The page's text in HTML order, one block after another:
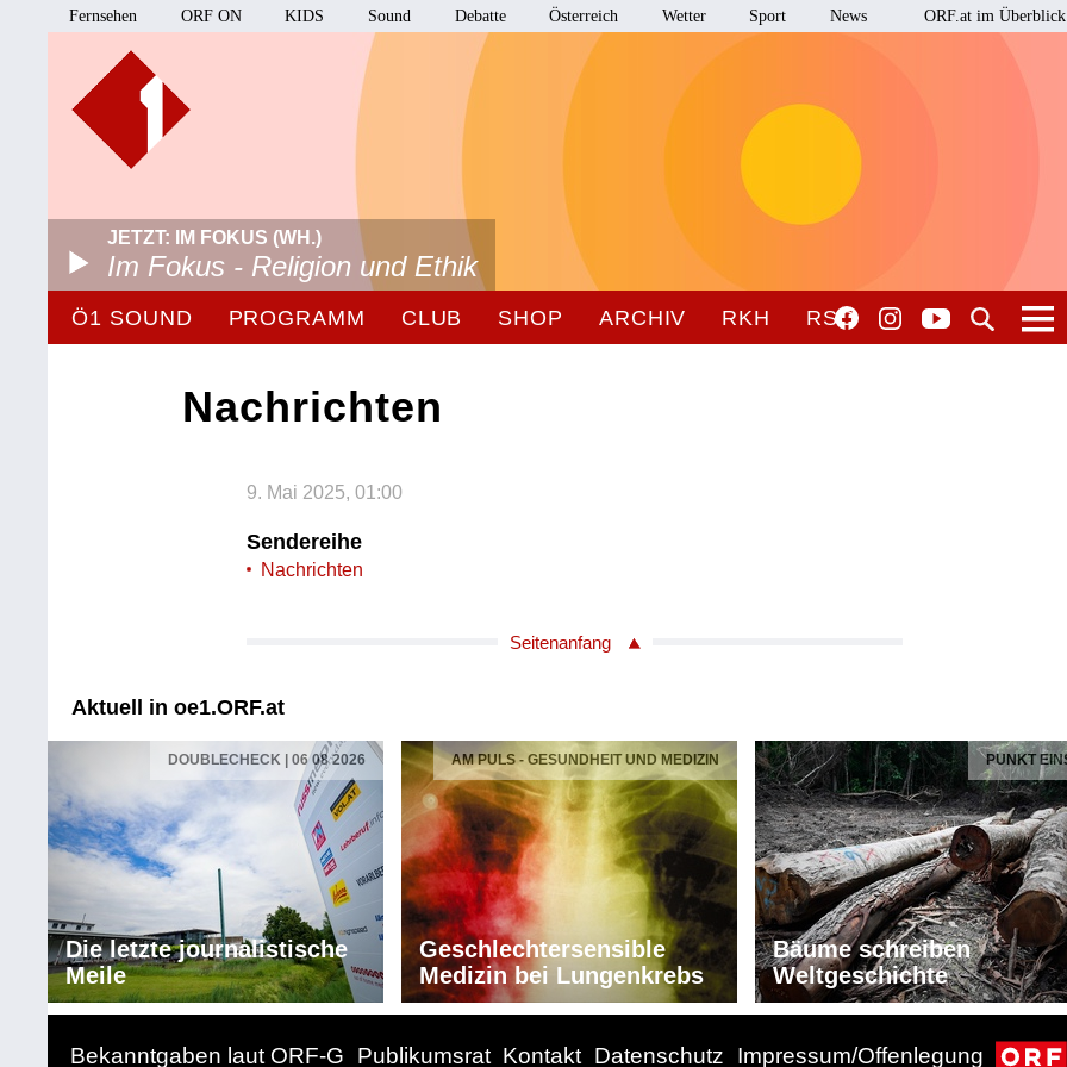
Fernsehen ORF ON KIDS Sound Debatte Österreich Wetter Sport News ORF.at im Überblick
JETZT: IM FOKUS (WH.)
Im Fokus - Religion und Ethik
Ö1 SOUND PROGRAMM CLUB SHOP ARCHIV RKH RSO
Nachrichten
9. Mai 2025, 01:00
Sendereihe
Nachrichten
Seitenanfang
Aktuell in oe1.ORF.at
DOUBLECHECK | 06 08 2026
Die letzte journalistische
Meile
AM PULS - GESUNDHEIT UND MEDIZIN
Geschlechtersensible
Medizin bei Lungenkrebs
PUNKT
Bäume schreiben
Weltgeschichte
Bekanntgaben laut ORF-G Publikumsrat Kontakt Datenschutz Impressum/Offenlegung